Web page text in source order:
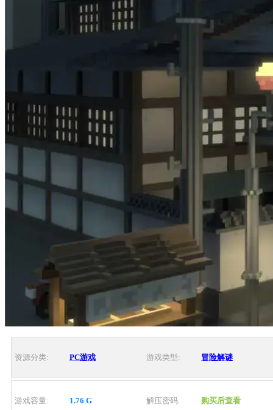
资源分类: PC游戏 游戏类型: 冒险解谜
游戏容量: 1.76 G 解压密码: 购买后查看